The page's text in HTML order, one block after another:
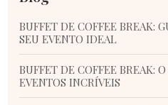
BUFFET DE COFFEE BREAK: GUIA COMPLETO PARA O
SEU EVENTO IDEAL
BUFFET DE COFFEE BREAK: O GUIA COMPLETO PARA
EVENTOS INCRÍVEIS